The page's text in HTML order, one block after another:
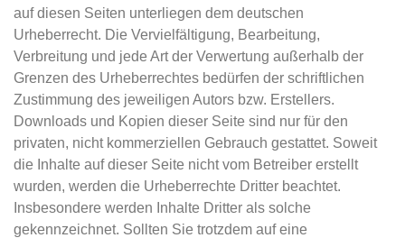
auf diesen Seiten unterliegen dem deutschen
Urheberrecht. Die Vervielfältigung, Bearbeitung,
Verbreitung und jede Art der Verwertung außerhalb der
Grenzen des Urheberrechtes bedürfen der schriftlichen
Zustimmung des jeweiligen Autors bzw. Erstellers.
Downloads und Kopien dieser Seite sind nur für den
privaten, nicht kommerziellen Gebrauch gestattet. Soweit
die Inhalte auf dieser Seite nicht vom Betreiber erstellt
wurden, werden die Urheberrechte Dritter beachtet.
Insbesondere werden Inhalte Dritter als solche
gekennzeichnet. Sollten Sie trotzdem auf eine